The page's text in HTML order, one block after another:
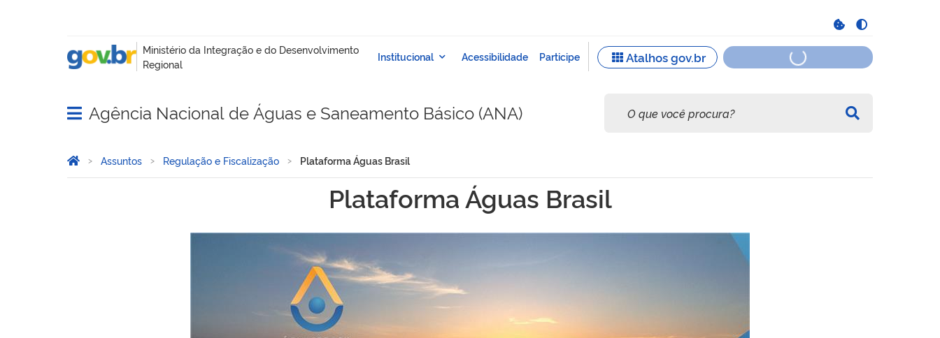
Abrir menu principal de navegação
Agência Nacional de Águas e Saneamento Básico (ANA)
Você está aqui:
Página Inicial
Assuntos Regulação e Fiscalização Plataforma Águas Brasil
Plataforma Águas Brasil